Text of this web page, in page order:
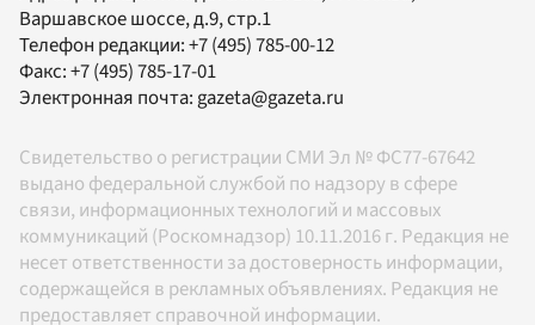
Варшавское шоссе, д.9, стр.1
Телефон редакции:+7 (495) 785-00-12
Факс:+7 (495) 785-17-01
Электронная почта: gazeta@gazeta.ru
Свидетельство о регистрации СМИ Эл № ФС77-67642
выдано федеральной службой по надзору в сфере
связи, информационных технологий и массовых
коммуникаций (Роскомнадзор) 10.11.2016 г. Редакция не
несет ответственности за достоверность информации,
содержащейся в рекламных объявлениях. Редакция не
предоставляет справочной информации.